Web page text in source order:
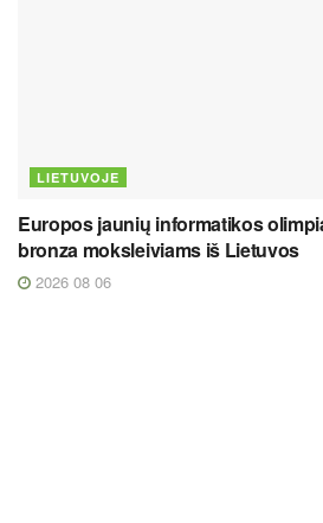
LIETUVOJE
Europos jaunių informatikos
bronza moksleiviams iš Lietuvos
2026 08 06